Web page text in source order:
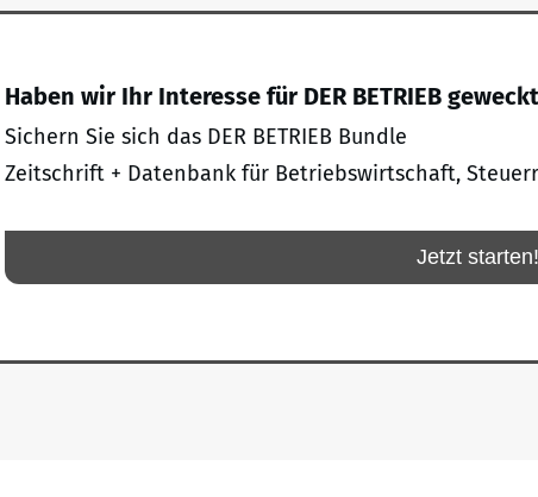
Haben wir Ihr Interesse für DER BETRIEB
Sichern Sie sich das DER BETRIEB Bundle
Zeitschrift + Datenbank für Betriebswirtschaft,
Jetzt starten!